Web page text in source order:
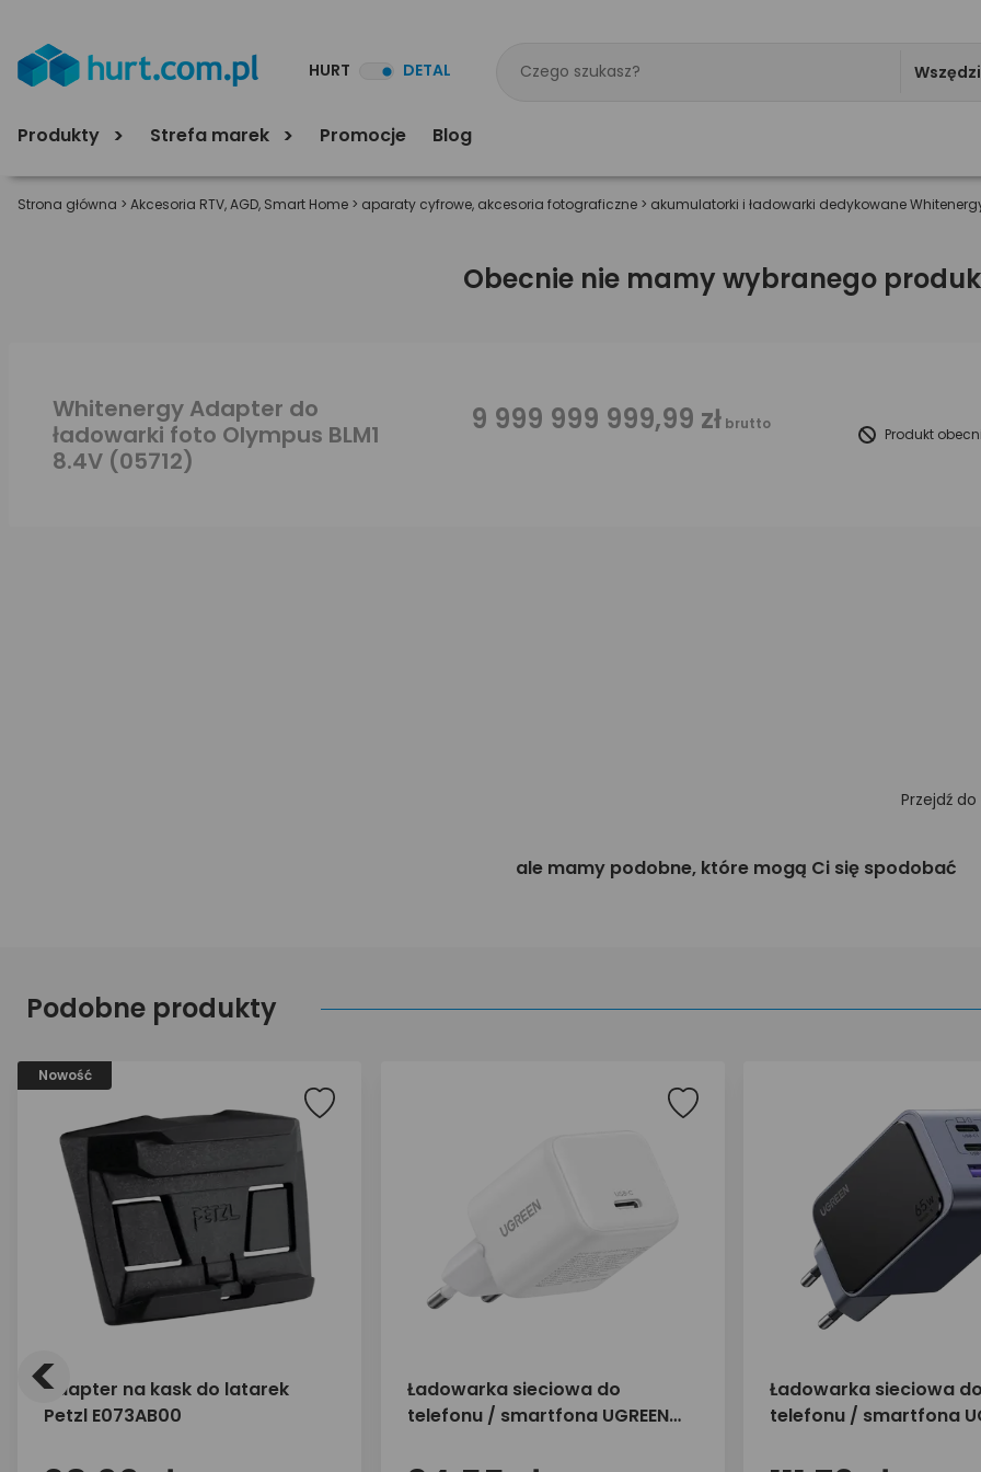
HURT DETAL
Produkty Strefa marek Promocje Blog
Strona główna > Akcesoria RTV, AGD, Smart Home > aparaty cyfrowe, akcesoria fotograficzne > akumulatorki i ładowarki dedykowane
Obecnie nie mamy wybranego
Whitenergy Adapter do
ładowarki foto Olympus BLM1
8.4V (05712)
9 999 999 999,99 zł brutto
Produkt
Przejdź do
ale mamy podobne, które mogą Ci się spodobać
Podobne produkty
Nowość
adapter na kask do latarek
Petzl E073AB00
Ładowarka sieciowa do
telefonu / smartfona UGREEN
Ładowarka sieciowa do
telefonu / smartfona
<